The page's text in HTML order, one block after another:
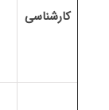
کارشناسی